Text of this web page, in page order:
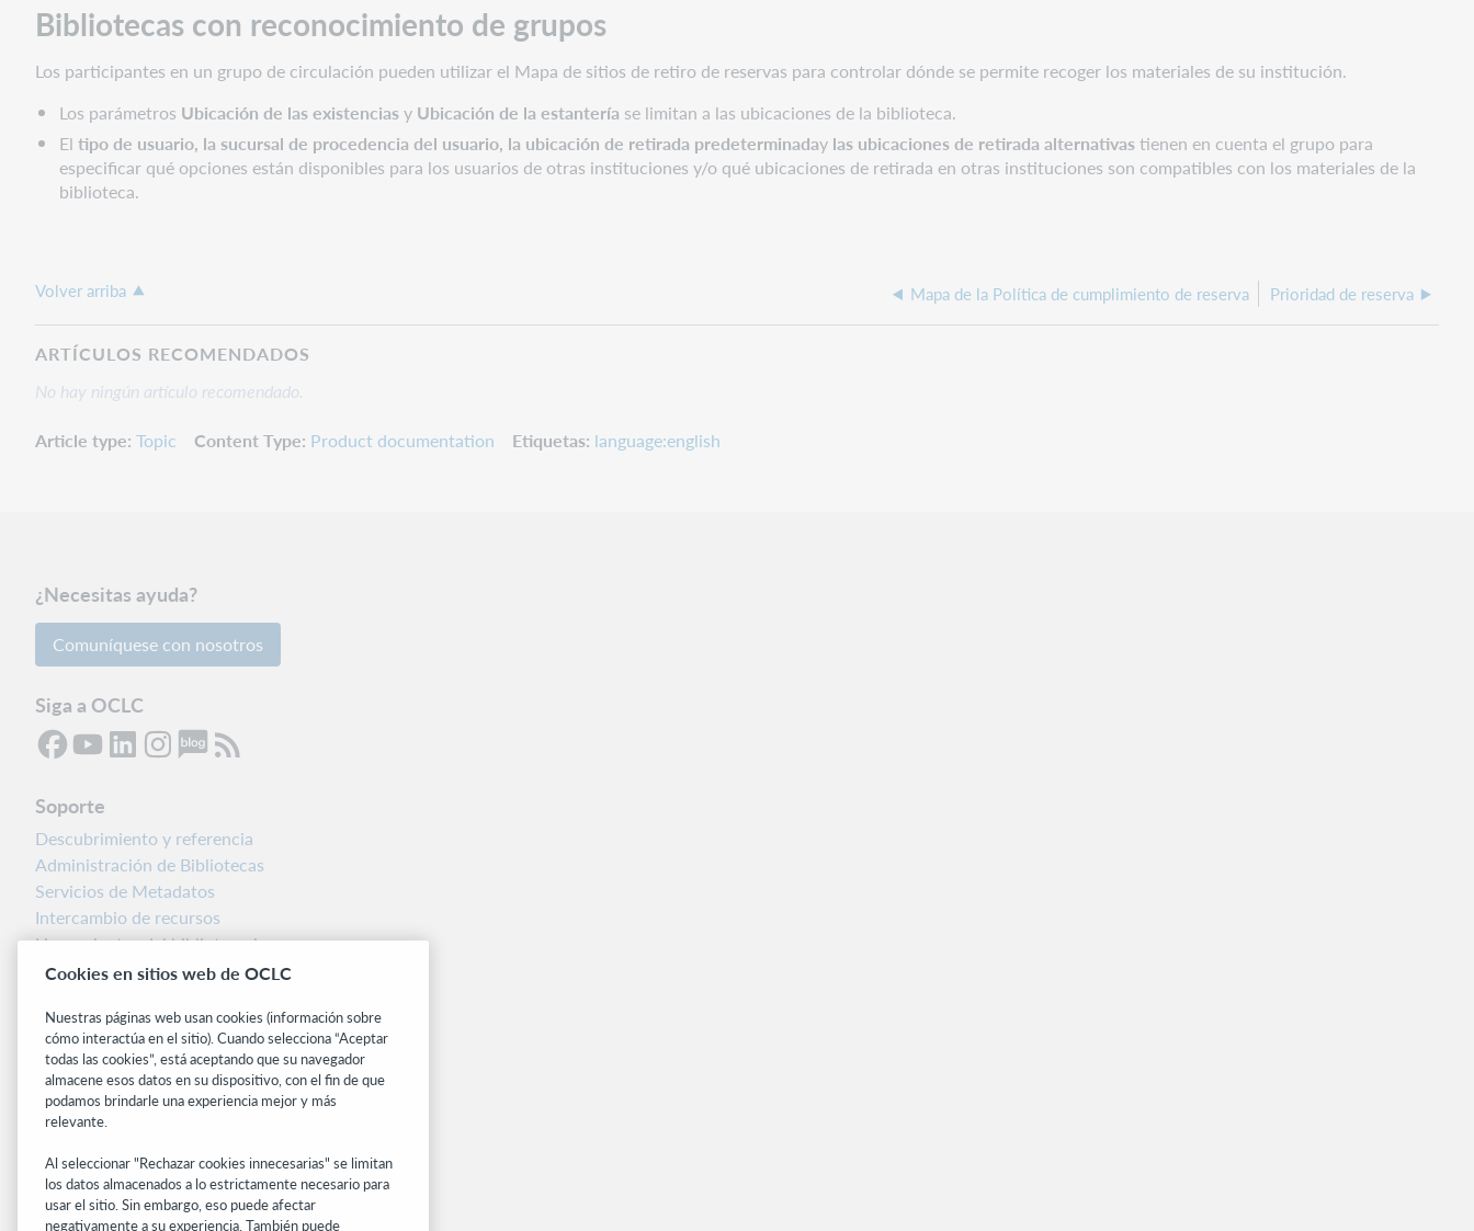
Bibliotecas con reconocimiento de grupos
Los participantes en un grupo de circulación pueden utilizar el Mapa de sitios de retiro de reservas para controlar dónde se permite recoger los materiales de su institución.
Los parámetros Ubicación de las existenciasy Ubicación de la estantería se limitan a las ubicaciones de la biblioteca.
Eltipo de usuario, la sucursal de procedencia del usuario, la ubicación de retirada predeterminaday las ubicaciones de retirada alternativastienen en cuenta el grupo para
especificar qué opciones están disponibles para los usuarios de otras instituciones y/o qué ubicaciones de retirada en otras instituciones son compatibles con los materiales de la
biblioteca.
Volver arriba Mapa de la Política de cumplimiento de reserva Prioridad de reserva
ARTÍCULOS RECOMENDADOS
No hay ningún artículo recomendado.
Article type Topic Content Type Product documentation Etiquetas language:english
¿Necesitas ayuda?
Comuníquese con nosotros
Siga a OCLC
Soporte
Descubrimiento y referencia
Administración de Bibliotecas
Servicios de Metadatos
Intercambio de recursos
Herramientas del bibliotecario
Notas de la versión
Sitios relacionados
OCLC.org
BibFormats
Centro comunitario
Investigación
WebJunction
Red de desarrolladores
Cookies en sitios web de OCLC
Nuestras páginas web usan cookies (información sobre
cómo interactúa en el sitio). Cuando selecciona “Aceptar
todas las cookies”, está aceptando que su navegador
almacene esos datos en su dispositivo, con el fin de que
podamos brindarle una experiencia mejor y más
relevante.
Al seleccionar "Rechazar cookies innecesarias" se limitan
los datos almacenados a lo estrictamente necesario para
usar el sitio. Sin embargo, eso puede afectar
negativamente a su experiencia. También puede